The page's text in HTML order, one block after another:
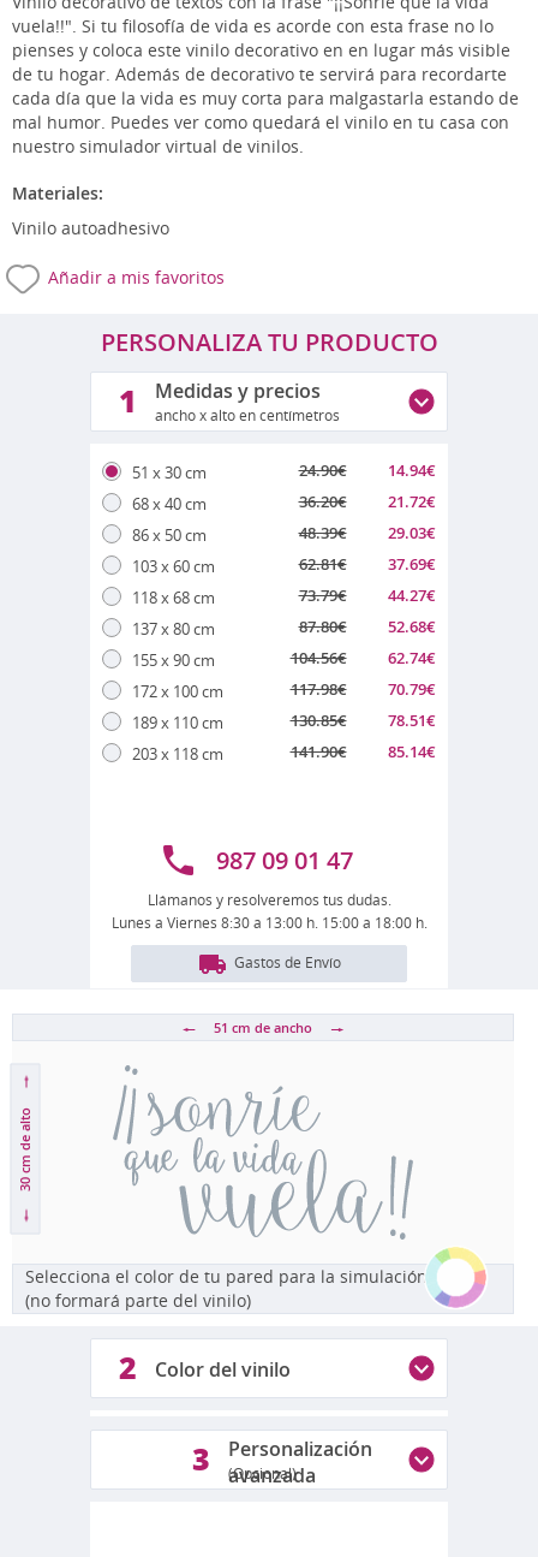
vuela!!". Si tu filosofía de vida es acorde con esta frase no lo
pienses y coloca este vinilo decorativo en en lugar más visible
de tu hogar. Además de decorativo te servirá para recordarte
cada día que la vida es muy corta para malgastarla estando de
mal humor. Puedes ver como quedará el vinilo en tu casa con
nuestro simulador virtual de vinilos.
Materiales:
Vinilo autoadhesivo
Añadir a mis favoritos
PERSONALIZA TU PRODUCTO
1 Medidas y precios
ancho x alto en centímetros
51 x 30 cm
68 x 40 cm
86 x 50 cm
103 x 60 cm
118 x 68 cm
137 x 80 cm
155 x 90 cm
172 x 100 cm
189 x 110 cm
203 x 118 cm
24.90€
36.20€
48.39€
62.81€
73.79€
87.80€
104.56€
117.98€
130.85€
141.90€
14.94€
21.72€
29.03€
37.69€
44.27€
52.68€
62.74€
70.79€
78.51€
85.14€
987 09 01 47
Llámanos y resolveremos tus dudas.
Lunes a Viernes 8:30 a 13:00 h. 15:00 a 18:00 h.
Gastos de Envío
51 cm de ancho
30 cm
de alto
Selecciona el color de tu pared para la simulación
(no formará parte del vinilo)
2 Color del vinilo
1
3
Personalización
avanzada
(Opcional)